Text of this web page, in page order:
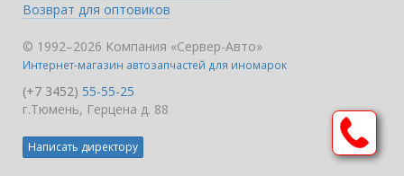
Возврат для оптовиков
© 1992–2026 Компания «Сервер-Авто»
Интернет-магазин автозапчастей для иномарок
(+7 3452) 55-55-25
г.Тюмень, Герцена д. 88
Написать директору